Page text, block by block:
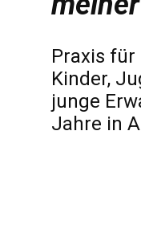
Praxis
Kinder,
junge
Jahre in